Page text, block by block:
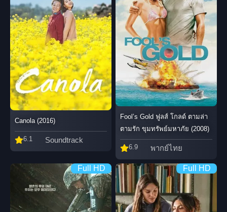
Canola (2016)
6.1 Soundtrack
Fool’s Gold ฟูลส์ โกลด์ ตามล่า
ตามรัก ขุมทรัพย์มหาภัย (2008)
6.9 พากย์ไทย
Full HD Full HD